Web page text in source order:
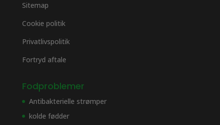
Sitemap
Cookie politik
Privatlivspolitik
Fortryd aftale
Fodproblemer
Antibakterielle strømper
kolde fødder